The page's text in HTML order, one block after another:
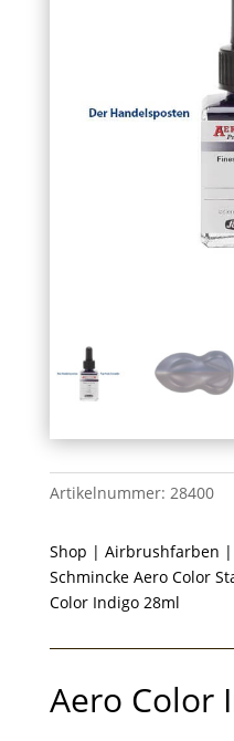
Artikelnummer: 28400
Shop | Airbrushfarben |
Schmincke Aero Color
Color Indigo 28ml
Aero Color